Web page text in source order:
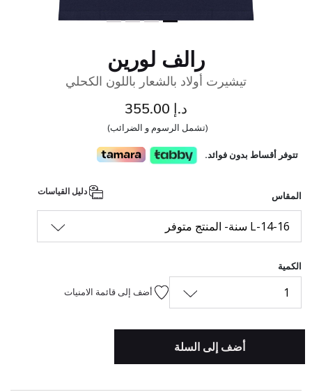
رالف لورين
تيشيرت أولاد بالشعار باللون الكحلي
د.إ 355.00
(تشمل الرسوم و الضرائب)
تتوفر أقساط بدون فوائد.
المقاس
L-14-16 سنة- المنتج متوفر
الكمية
1 أضف إلى قائمة الامنيات
أضف إلى السلة